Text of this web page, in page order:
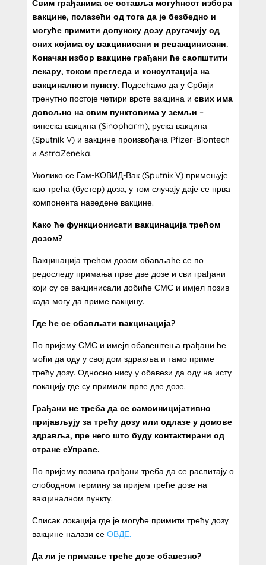
Свим грађанима се оставља могућност избора
вакцине, полазећи од тога да је безбедно и
могуће примити допунску дозу другачију од
оних којима су вакцинисани и ревакцинисани.
Коначан избор вакцине грађани ће саопштити
лекару, током прегледа и консултација на
вакциналном пункту.Подсећамо да у Србији
тренутно постоје четири врсте вакцина и свих има
довољно на свим пунктовима у земљи –
кинеска вакцина (Sinopharm), руска вакцина
(Sputnik V) и вакцине произвођача Pfizer-Biontech
и AstraZeneka.
Уколико се Гам-KОВИД-Вак (Sputniк V) примењује
као трећа (бустер) доза, у том случају даје се прва
компонента наведене вакцине.
Како ће функционисати вакцинација трећом
дозом?
Вакцинација трећом дозом обављаће се по
редоследу примања прве две дозе и сви грађани
који су се вакцинисали добиће СМС и имјел позив
када могу да приме вакцину.
Где ће се обављати вакцинација?
По пријему СМС и имејл обавештења грађани ће
моћи да оду у свој дом здравља и тамо приме
трећу дозу. Односно нису у обавези да оду на исту
локацију где су примили прве две дозе.
Грађани не треба да се самоиницијативно
пријављују за трећу дозу или одлазе у домове
здравља, пре него што буду контактирани од
стране еУправе.
По пријему позива грађани треба да се распитају о
слободном термину за пријем треће дозе на
вакциналном пункту.
Списак локација где је могуће примити трећу дозу
вакцине налази се ОВДЕ.
Да ли је примање треће дозе обавезно?